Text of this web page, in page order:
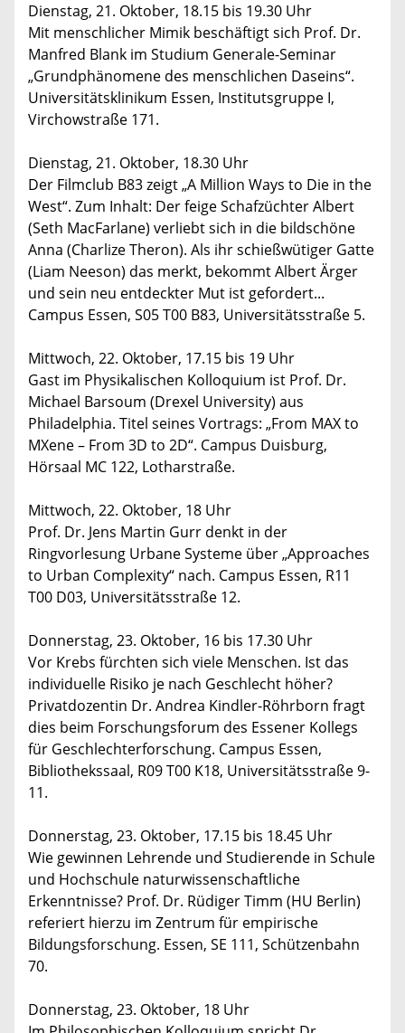
Dienstag, 21. Oktober, 18.15 bis 19.30 Uhr
Mit menschlicher Mimik beschäftigt sich Prof. Dr.
Manfred Blank im Studium Generale-Seminar
„Grundphänomene des menschlichen Daseins“.
Universitätsklinikum Essen, Institutsgruppe I,
Virchowstraße 171.
Dienstag, 21. Oktober, 18.30 Uhr
Der Filmclub B83 zeigt „A Million Ways to Die in the
West“. Zum Inhalt: Der feige Schafzüchter Albert
(Seth MacFarlane) verliebt sich in die bildschöne
Anna (Charlize Theron). Als ihr schießwütiger Gatte
(Liam Neeson) das merkt, bekommt Albert Ärger
und sein neu entdeckter Mut ist gefordert...
Campus Essen, S05 T00 B83, Universitätsstraße 5.
Mittwoch, 22. Oktober, 17.15 bis 19 Uhr
Gast im Physikalischen Kolloquium ist Prof. Dr.
Michael Barsoum (Drexel University) aus
Philadelphia. Titel seines Vortrags: „From MAX to
MXene – From 3D to 2D“. Campus Duisburg,
Hörsaal MC 122, Lotharstraße.
Mittwoch, 22. Oktober, 18 Uhr
Prof. Dr. Jens Martin Gurr denkt in der
Ringvorlesung Urbane Systeme über „Approaches
to Urban Complexity“ nach. Campus Essen, R11
T00 D03, Universitätsstraße 12.
Donnerstag, 23. Oktober, 16 bis 17.30 Uhr
Vor Krebs fürchten sich viele Menschen. Ist das
individuelle Risiko je nach Geschlecht höher?
Privatdozentin Dr. Andrea Kindler-Röhrborn fragt
dies beim Forschungsforum des Essener Kollegs
für Geschlechterforschung. Campus Essen,
Bibliothekssaal, R09 T00 K18, Universitätsstraße 9-
11.
Donnerstag, 23. Oktober, 17.15 bis 18.45 Uhr
Wie gewinnen Lehrende und Studierende in Schule
und Hochschule naturwissenschaftliche
Erkenntnisse? Prof. Dr. Rüdiger Timm (HU Berlin)
referiert hierzu im Zentrum für empirische
Bildungsforschung. Essen, SE 111, Schützenbahn
70.
Donnerstag, 23. Oktober, 18 Uhr